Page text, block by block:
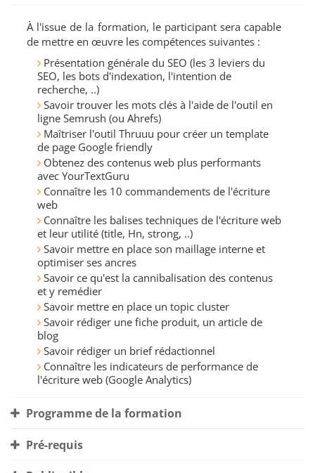
À l'issue de la formation, le participant sera capable
de mettre en œuvre les compétences suivantes :
Présentation générale du SEO (les 3 leviers du
SEO, les bots d'indexation, l'intention de
recherche, ..)
Savoir trouver les mots clés à l'aide de l'outil en
ligne Semrush (ou Ahrefs)
Maîtriser l'outil Thruuu pour créer un template
de page Google friendly
Obtenez des contenus web plus performants
avec YourTextGuru
Connaître les 10 commandements de l'écriture
web
Connaître les balises techniques de l'écriture web
et leur utilité (title, Hn, strong, ..)
Savoir mettre en place son maillage interne et
optimiser ses ancres
Savoir ce qu'est la cannibalisation des contenus
et y remédier
Savoir mettre en place un topic cluster
Savoir rédiger une fiche produit, un article de
blog
Savoir rédiger un brief rédactionnel
Connaître les indicateurs de performance de
l'écriture web (Google Analytics)
Programme de la formation
Pré-requis